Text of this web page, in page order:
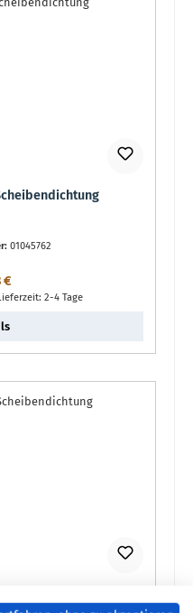
01045762
Preis:
€
2-4 Tage